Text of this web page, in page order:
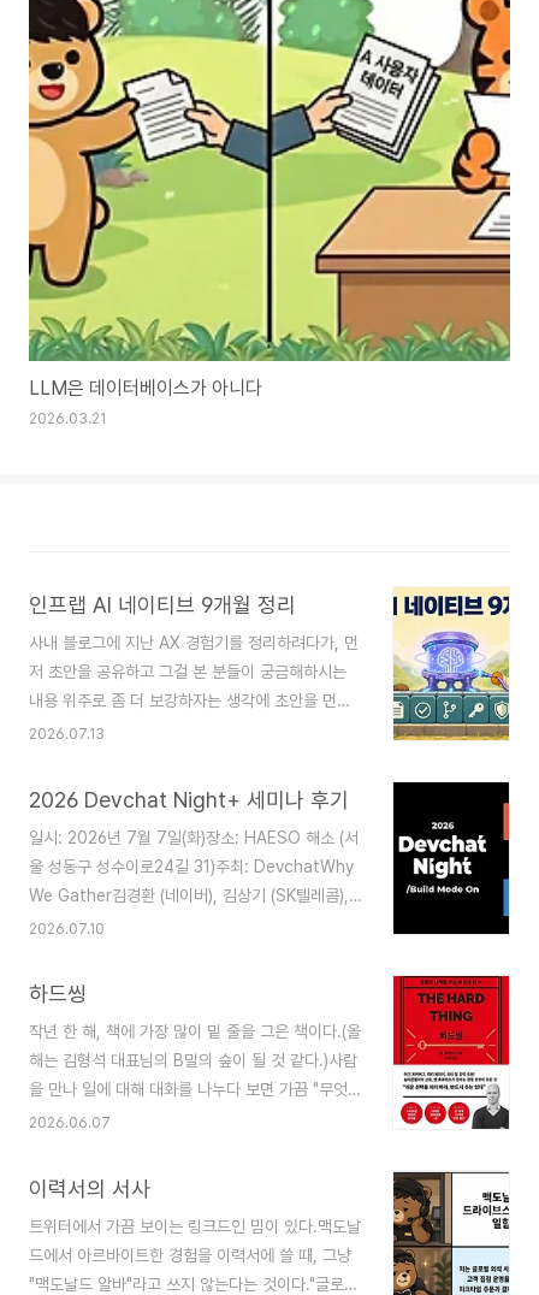
LLM은 데이터베이스가 아니다
2026.03.21
인프랩 AI 네이티브 9개월 정리
사내 블로그에 지난 AX 경험기를 정리하려다가, 먼
저 초안을 공유하고 그걸 본 분들이 궁금해하시는
내용 위주로 좀 더 보강하자는 생각에 초안을 먼저
공유합니다.(아직 다 정리된 건 아니에요!)AX 전환
사이트가 어떤 맥락과 환경에서 나온 것인지에 대한
자세한 설명이 부족한 경우가 많다고 느낍니다.조직
마다 규모, 예산, 인프라가 다 다른데 그 전제가 빠
지면 좋은 인사이트도 내 상황에 그대로 옮기기 어
렵습니다.작은 조직일수록 AI 네이티브한 일하는 방
식을 훨씬 빠르고 과감하게 실험해 볼 수 있다고 생
여주는 쪽은 인디해커나 소규모 스타트업인 경우가
명 규모의..
2026.07.13
2026 Devchat Night+ 세미나 후기
일시: 2026년 7월 7일(화)장소: HAESO 해소 (서
울 성동구 성수이로24길 31)주최: DevchatWhy
We Gather김경환 (네이버), 김상기 (SK텔레콤),
이동현 (카카오페이)진행: 황국화Q. 지금까지 가졌
(카카오페이)장소로는 엘타워가 가장 먼저 떠오름 -
일하는 기분에 대한 생각, 분위기가 좋았던 기억최
근에는 배민(우아한형제들)에서 함께한 모임도 기억
에 남음장소보다 기억에 남는 자리는 내부 팀장들이
모여 발표했던 시간서로 다른 회사에서 일하며 얻은
텔레콤)2023년 데브챗 모임 시작 이후 매달 스터디
2026.07.10
하드씽
작년 한 해, 책에 가장 많이 밑 줄을 그은 책이다.(올
해는 김형석 대표님의 B밀의 숲이 될 것 같다.)사람
을 만나 일에 대해 대화를 나누다 보면 가끔 "무엇이
제일 어렵냐"는 질문을 받곤 한다.좋은 사람을 어떻
고객의 요구를 어떻게 제품으로 바꿀 것인가 등등
여러가지가 떠오르지만, 그것들을 다 종합하면 결국
하나였던 것 같다. "실행에 옮기는 것." 해야 한다는
것을 이미 알고 있는데, 내가 직접 해야 해서 미뤄둔
2026.06.07
이력서의 서사
트위터에서 가끔 보이는 링크드인 밈이 있다.맥도날
드에서 아르바이트한 경험을 이력서에 쓸 때, 그냥
"맥도날드 알바"라고 쓰지 않는다는 것이다."글로벌